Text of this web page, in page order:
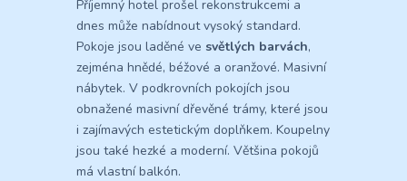
Příjemný hotel prošel rekonstrukcemi a
dnes může nabídnout vysoký standard.
Pokoje jsou laděné ve světlých barvách,
zejména hnědé, béžové a oranžové. Masivní
nábytek. V podkrovních pokojích jsou
obnažené masivní dřevěné trámy, které jsou
i zajímavých estetickým doplňkem. Koupelny
jsou také hezké a moderní. Většina pokojů
má vlastní balkón.